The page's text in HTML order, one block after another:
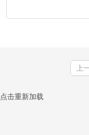
上
点击重新加载